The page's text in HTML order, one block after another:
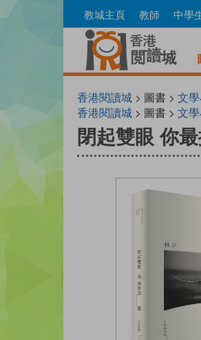
to
教城主頁 教師 中學
香港閱讀城> 圖書 > 文
香港閱讀城> 圖書 > 文
閉起雙眼 你